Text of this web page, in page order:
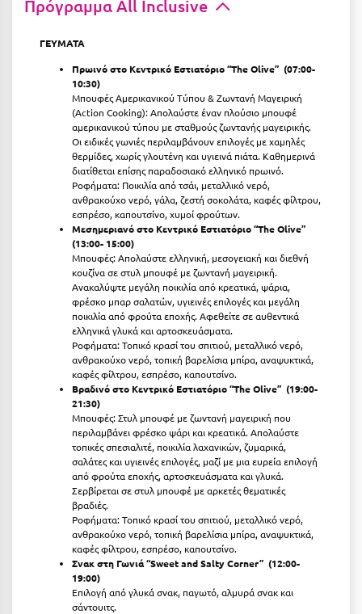
Πρόγραμμα All Inclusive
ΓΕΥΜΑΤΑ
Πρωινό στο Κεντρικό Εστιατόριο “TheOlive” (07:00-
10:30)
Μπουφές Αμερικανικού Τύπου & Ζωντανή Μαγειρική
(Action Cooking): Απολαύστε έναν πλούσιο μπουφέ
αμερικανικού τύπου με σταθμούς ζωντανής μαγειρικής.
Οι ειδικές γωνιές περιλαμβάνουν επιλογές με χαμηλές
θερμίδες, χωρίς γλουτένη και υγιεινά πιάτα. Καθημερινά
διατίθεται επίσης παραδοσιακό ελληνικό πρωινό.
Ροφήματα: Ποικιλία από τσάι, μεταλλικό νερό,
ανθρακούχο νερό, γάλα, ζεστή σοκολάτα, καφές φίλτρου,
εσπρέσο, καπουτσίνο, χυμοί φρούτων.
Μεσημεριανό στο Κεντρικό Εστιατόριο “TheOlive”
(13:00- 15:00)
Μπουφές: Απολαύστε ελληνική, μεσογειακή και διεθνή
κουζίνα σε στυλ μπουφέ με ζωντανή μαγειρική.
Ανακαλύψτε μεγάλη ποικιλία από κρεατικά, ψάρια,
φρέσκο μπαρ σαλατών, υγιεινές επιλογές και μεγάλη
ποικιλία από φρούτα εποχής. Αφεθείτε σε αυθεντικά
ελληνικά γλυκά και αρτοσκευάσματα.
Ροφήματα: Τοπικό κρασί του σπιτιού, μεταλλικό νερό,
ανθρακούχο νερό, τοπική βαρελίσια μπίρα, αναψυκτικά,
καφές φίλτρου, εσπρέσο, καπουτσίνο.
Βραδινό στο Κεντρικό Εστιατόριο “TheOlive” (19:00-
21:30)
Μπουφές: Στυλ μπουφέ με ζωντανή μαγειρική που
περιλαμβάνει φρέσκο ψάρι και κρεατικά. Απολαύστε
τοπικές σπεσιαλιτέ, ποικιλία λαχανικών, ζυμαρικά,
σαλάτες και υγιεινές επιλογές, μαζί με μια ευρεία επιλογή
από φρούτα εποχής, αρτοσκευάσματα και γλυκά.
Σερβίρεται σε στυλ μπουφέ με αρκετές θεματικές
βραδιές.
Ροφήματα: Τοπικό κρασί του σπιτιού, μεταλλικό νερό,
ανθρακούχο νερό, τοπική βαρελίσια μπίρα, αναψυκτικά,
καφές φίλτρου, εσπρέσο, καπουτσίνο.
Σνακ στη Γωνιά “SweetandSaltyCorner” (12:00-
19:00)
Επιλογή από γλυκά σνακ, παγωτό, αλμυρά σνακ και
σάντουιτς.